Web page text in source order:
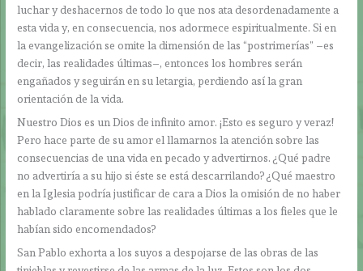
luchar y deshacernos de todo lo que nos ata desordenadamente a
esta vida y, en consecuencia, nos adormece espiritualmente. Si en
la evangelización se omite la dimensión de las “postrimerías” –es
decir, las realidades últimas–, entonces los hombres serán
engañados y seguirán en su letargia, perdiendo así la gran
orientación de la vida.
Nuestro Dios es un Dios de infinito amor. ¡Esto es seguro y veraz!
Pero hace parte de su amor el llamarnos la atención sobre las
consecuencias de una vida en pecado y advertirnos. ¿Qué padre
no advertiría a su hijo si éste se está descarrilando? ¿Qué maestro
en la Iglesia podría justificar de cara a Dios la omisión de no haber
hablado claramente sobre las realidades últimas a los fieles que le
habían sido encomendados?
San Pablo exhorta a los suyos a despojarse de las obras de las